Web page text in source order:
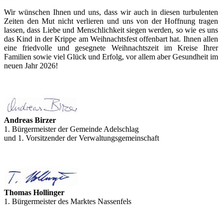
Wir wünschen Ihnen und uns, dass wir auch in diesen turbulenten
Zeiten den Mut nicht verlieren und uns von der Hoffnung tragen
lassen, dass Liebe und Menschlichkeit siegen werden, so wie es uns
das Kind in der Krippe am Weihnachtsfest offenbart hat. Ihnen allen
eine friedvolle und gesegnete Weihnachtszeit im Kreise Ihrer
Familien sowie viel Glück und Erfolg, vor allem aber Gesundheit im
neuen Jahr 2026!
Andreas Birzer
1. Bürgermeister der Gemeinde Adelschlag
und 1. Vorsitzender der Verwaltungsgemeinschaft
Thomas Hollinger
1. Bürgermeister des Marktes Nassenfels